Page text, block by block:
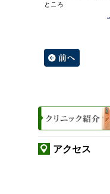
ところ
アクセス